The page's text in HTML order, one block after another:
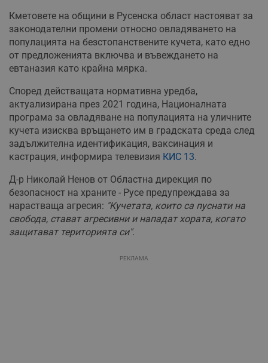
Кметовете на общини в Русенска област настояват за
законодателни промени относно овладяването на
популацията на безстопанствените кучета, като едно
от предложенията включва и въвеждането на
евтаназия като крайна мярка.
Според действащата нормативна уредба,
актуализирана през 2021 година, Националната
програма за овладяване на популацията на уличните
кучета изисква връщането им в градската среда след
задължителна идентификация, ваксинация и
кастрация, информира телевизия КИС 13.
Д-р Николай Ненов от Областна дирекция по
безопасност на храните - Русе предупреждава за
нарастваща агресия: "Кучетата, които са пуснати на
свобода, стават агресивни и нападат хората, когато
защитават територията си".
РЕКЛАМА